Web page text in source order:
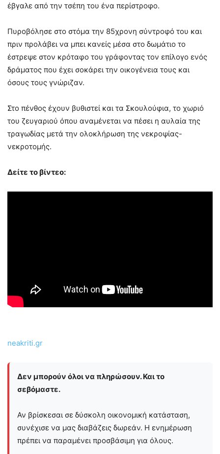
έβγαλε από την τσέπη του ένα περίστροφο.
Πυροβόλησε στο στόμα την 85χρονη σύντροφό του και
πριν προλάβει να μπει κανείς μέσα στο δωμάτιο το
έστρεψε στον κρόταφο του γράφοντας τον επίλογο ενός
δράματος που έχει σοκάρει την οικογένεια τους και
όσους τους γνώριζαν.
Στο πένθος έχουν βυθιστεί και τα Σκουλούφια, το χωριό
του ζευγαριού όπου αναμένεται να πέσει η αυλαία της
τραγωδίας μετά την ολοκλήρωση της νεκροψίας-
νεκροτομής.
Δείτε το βίντεο:
neakriti.gr
Δεν μπορούν όλοι να πληρώσουν. Και το
σεβόμαστε.
Αν βρίσκεσαι σε δύσκολη οικονομική κατάσταση,
συνέχισε να μας διαβάζεις δωρεάν. Η ενημέρωση
πρέπει να παραμένει προσβάσιμη για όλους.